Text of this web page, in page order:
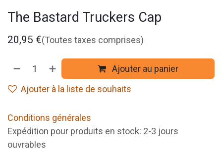
The Bastard Truckers Cap
20,95 €(Toutes taxes comprises)
Ajouter au panier
Ajouter à la liste de souhaits
Conditions générales
Expédition pour produits en stock: 2-3 jours
ouvrables